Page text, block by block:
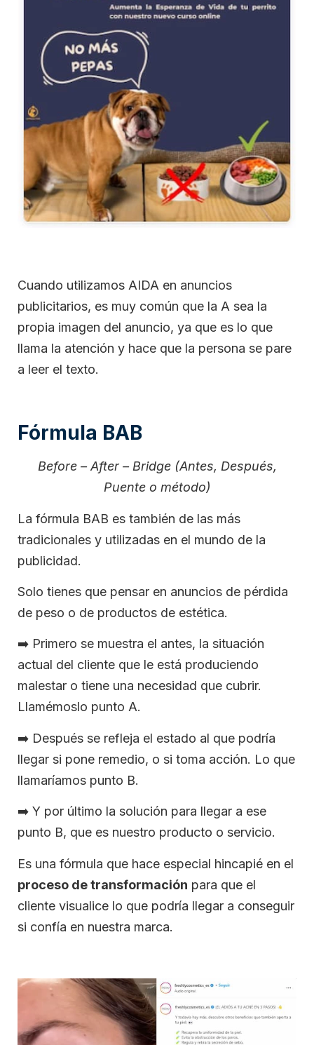
Cuando utilizamos AIDA en anuncios
publicitarios, es muy común que la A sea la
propia imagen del anuncio, ya que es lo que
llama la atención y hace que la persona se pare
a leer el texto.
Fórmula BAB
Before – After – Bridge (Antes, Después,
Puente o método)
La fórmula BAB es también de las más
tradicionales y utilizadas en el mundo de la
publicidad.
Solo tienes que pensar en anuncios de pérdida
de peso o de productos de estética.
➡️ Primero se muestra el antes, la situación
actual del cliente que le está produciendo
malestar o tiene una necesidad que cubrir.
Llamémoslo punto A.
➡️ Después se refleja el estado al que podría
llegar si pone remedio, o si toma acción. Lo que
llamaríamos punto B.
➡️ Y por último la solución para llegar a ese
punto B, que es nuestro producto o servicio.
Es una fórmula que hace especial hincapié en el
proceso de transformación para que el
cliente visualice lo que podría llegar a conseguir
si confía en nuestra marca.